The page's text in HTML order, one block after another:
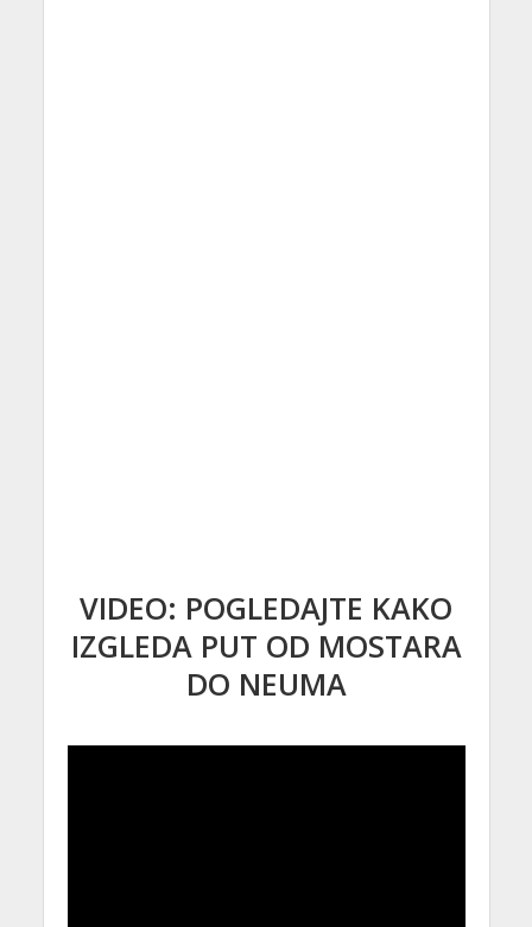
VIDEO: POGLEDAJTE KAKO
IZGLEDA PUT OD MOSTARA
DO NEUMA